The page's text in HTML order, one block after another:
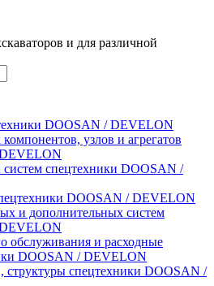
и для различной
DOOSAN / DEVELON
узлов и агрегатов
систем спецтехники DOOSAN /
DOOSAN / DEVELON
и дополнительных систем
обслуживания и расходные
DOOSAN / DEVELON
, структуры спецтехники DOOSAN /